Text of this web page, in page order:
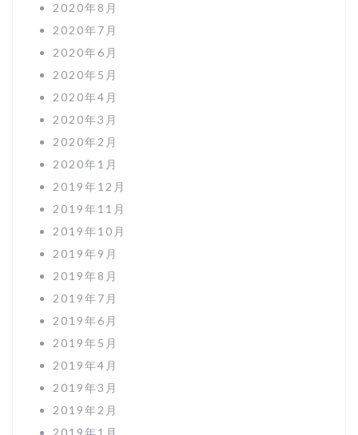
2020年8月
2020年7月
2020年6月
2020年5月
2020年4月
2020年3月
2020年2月
2020年1月
2019年12月
2019年11月
2019年10月
2019年9月
2019年8月
2019年7月
2019年6月
2019年5月
2019年4月
2019年3月
2019年2月
2019年1月